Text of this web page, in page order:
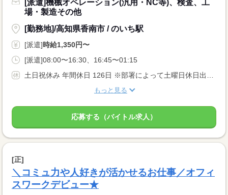
[派遣]機械オペレーション(汎用・NC等)、検査、工
場・製造その他
[勤務地]/高知県香南市 / のいち駅
[派遣]時給1,350円〜
[派遣]08:00〜16:30、16:45〜01:15
もっと見る
応募する（バイトル求人）
[正]
＼コミュ力や人好きが活かせるお仕事／オフィ
スワークデビュー★